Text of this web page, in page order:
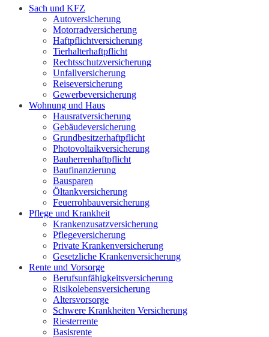
Sach und KFZ
Autoversicherung
Motorradversicherung
Haftpflichtversicherung
Tierhalterhaftpflicht
Rechtsschutzversicherung
Unfallversicherung
Reiseversicherung
Gewerbeversicherung
Wohnung und Haus
Hausratversicherung
Gebäudeversicherung
Grundbesitzerhaftpflicht
Photovoltaikversicherung
Bauherrenhaftpflicht
Baufinanzierung
Bausparen
Öltankversicherung
Feuerrohbauversicherung
Pflege und Krankheit
Krankenzusatzversicherung
Pflegeversicherung
Private Krankenversicherung
Gesetzliche Krankenversicherung
Rente und Vorsorge
Berufs­unfähigkeitsversicherung
Risikolebensversicherung
Altersvorsorge
Schwere Krankheiten Versicherung
Riesterrente
Basisrente